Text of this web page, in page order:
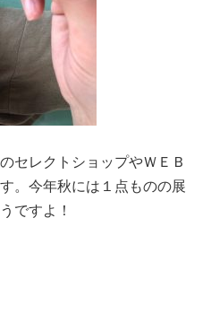
セレクトショップやＷＥＢ
。今年秋には１点ものの展
ですよ！